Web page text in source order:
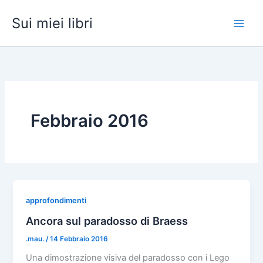
Sui miei libri
Febbraio 2016
approfondimenti
Ancora sul paradosso di Braess
.mau. /14 Febbraio 2016
Una dimostrazione visiva del paradosso con i Lego